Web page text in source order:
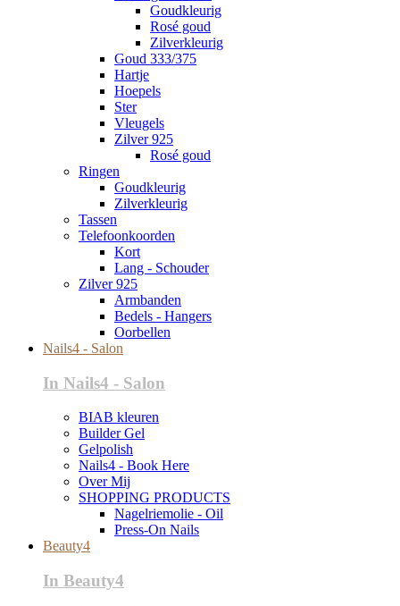
Goudkleurig
Rosé goud
Zilverkleurig
Goud 333/375
Hartje
Hoepels
Ster
Vleugels
Zilver 925
Rosé goud
Ringen
Goudkleurig
Zilverkleurig
Tassen
Telefoonkoorden
Kort
Lang - Schouder
Zilver 925
Armbanden
Bedels - Hangers
Oorbellen
Nails4 - Salon
In Nails4 - Salon
BIAB kleuren
Builder Gel
Gelpolish
Nails4 - Book Here
Over Mij
SHOPPING PRODUCTS
Nagelriemolie - Oil
Press-On Nails
Beauty4
In Beauty4